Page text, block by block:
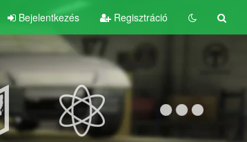
Bejelentkezés Regisztráció